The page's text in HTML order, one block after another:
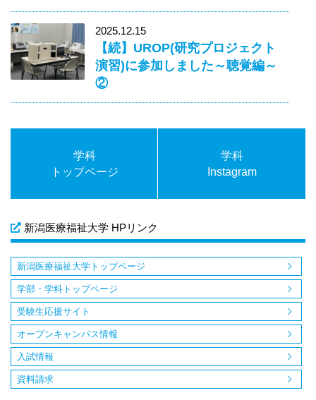
2025.12.15
【続】UROP(研究プロジェクト
演習)に参加しました～聴覚編～
②
学科
トップページ
学科
Instagram
新潟医療福祉大学 HPリンク
新潟医療福祉大学トップページ
学部・学科トップページ
受験生応援サイト
オープンキャンパス情報
入試情報
資料請求